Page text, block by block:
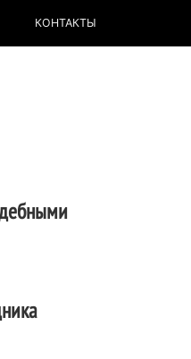
КОНТАКТЫ